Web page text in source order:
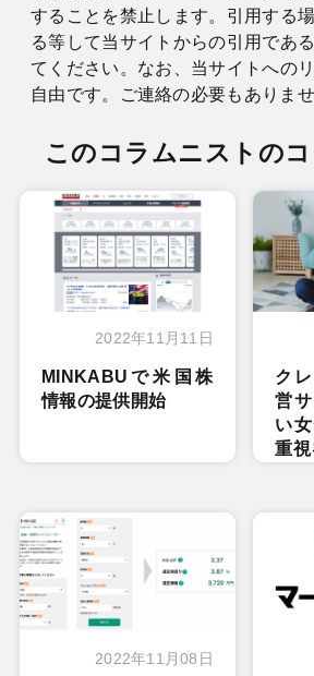
することを禁止します。引用する
る等して当サイトからの引用であ
てください。なお、当サイトへの
自由です。ご連絡の必要もありませ
このコラムニストの
2022年11月11日
MINKABUで米国株
情報の提供開始
ク
営
い
重
2022年11月08日